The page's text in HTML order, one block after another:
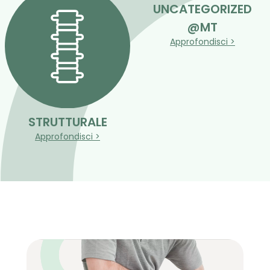
STRUTTURALE
Approfondisci >
UNCATEGORIZED
@MT
Approfondisci >